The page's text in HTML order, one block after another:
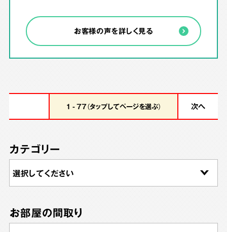
お客様の声を詳しく見る
1 - 77（タップしてページを選ぶ） 次へ
カテゴリー
お部屋の間取り